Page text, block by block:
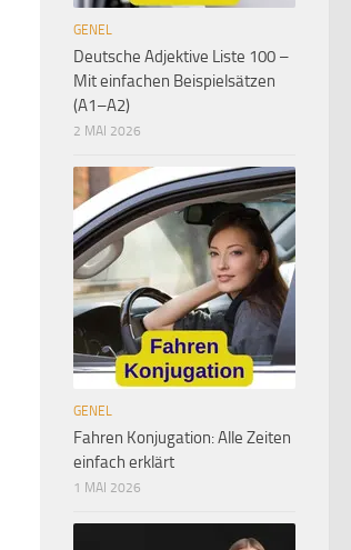
GENEL
Deutsche Adjektive Liste 100 –
Mit einfachen Beispielsätzen
(A1–A2)
2 MAI 2026
GENEL
Fahren Konjugation: Alle Zeiten
einfach erklärt
1 MAI 2026